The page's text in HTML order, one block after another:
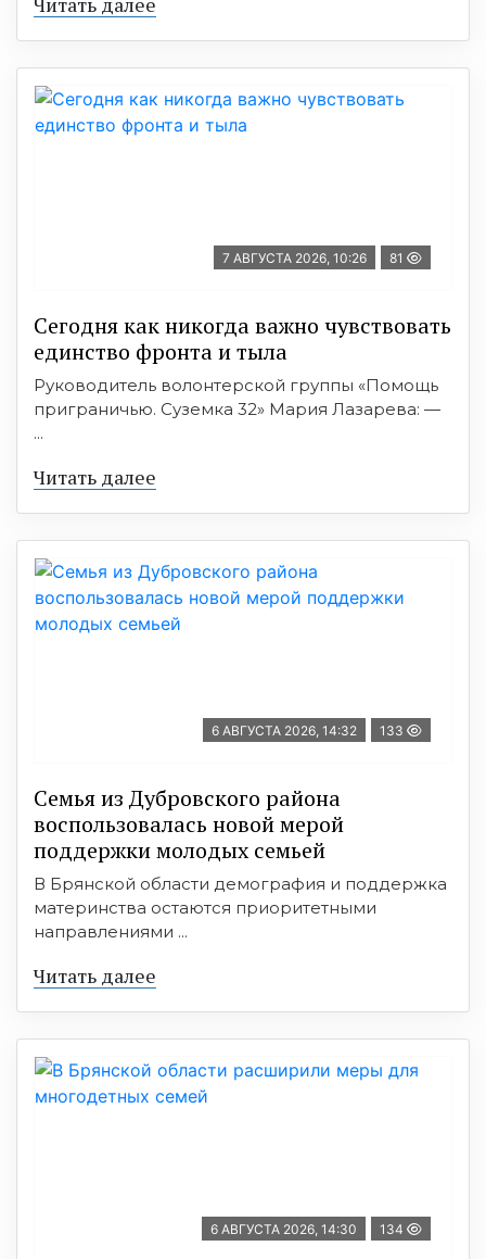
7 АВГУСТА 2026, 10:26 81
Сегодня как никогда важно чувствовать
единство фронта и тыла
Руководитель волонтерской группы «Помощь
приграничью. Суземка 32» Мария Лазарева: —
...
Читать далее
6 АВГУСТА 2026, 14:32 133
Семья из Дубровского района
воспользовалась новой мерой
поддержки молодых семьей
В Брянской области демография и поддержка
материнства остаются приоритетными
направлениями ...
Читать далее
6 АВГУСТА 2026, 14:30 134